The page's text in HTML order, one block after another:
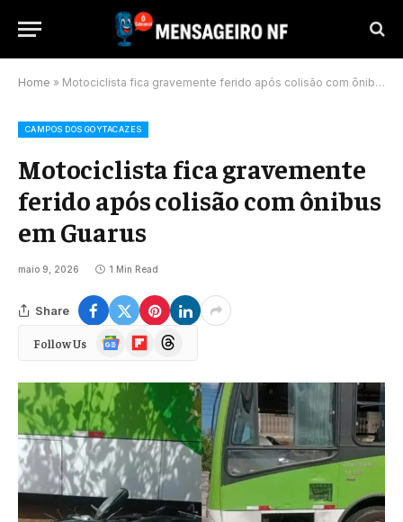
Home » Motociclista fica gravemente ferido após colisão com ônibus em Guarus
CAMPOS DOS GOYTACAZES
Motociclista fica gravemente
ferido após colisão com ônibus
em Guarus
maio 9, 2026 1 Min Read
Share
Follow Us
Google
News
FlipboardThreads